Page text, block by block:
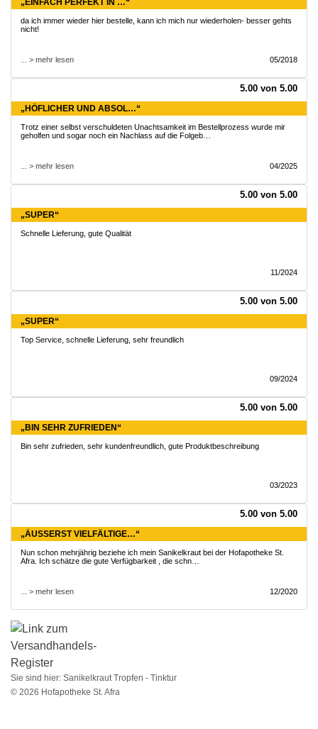
„EINFACH PERFEKT IN …“
da ich immer wieder hier bestelle, kann ich mich nur wiederholen- besser gehts
nicht!
... > mehr lesen 05/2018
5.00 von 5.00
„HÖFLICHER UND ABSOL…“
Trotz einer selbst verschuldeten Unachtsamkeit im Bestellprozess wurde mir
geholfen und sogar noch ein Nachlass auf die Folgeb…
... > mehr lesen 04/2025
5.00 von 5.00
„SUPER“
Schnelle Lieferung, gute Qualität
11/2024
5.00 von 5.00
„SUPER“
Top Service, schnelle Lieferung, sehr freundlich
09/2024
5.00 von 5.00
„BIN SEHR ZUFRIEDEN“
Bin sehr zufrieden, sehr kundenfreundlich, gute Produktbeschreibung
03/2023
5.00 von 5.00
„ÄUSSERST VIELFÄLTIGE…“
Nun schon mehrjährig beziehe ich mein Sanikelkraut bei der Hofapotheke St.
Afra. Ich schätze die gute Verfügbarkeit , die schn…
... > mehr lesen 12/2020
Sie sind hier: Sanikelkraut Tropfen - Tinktur
© 2026 Hofapotheke St. Afra